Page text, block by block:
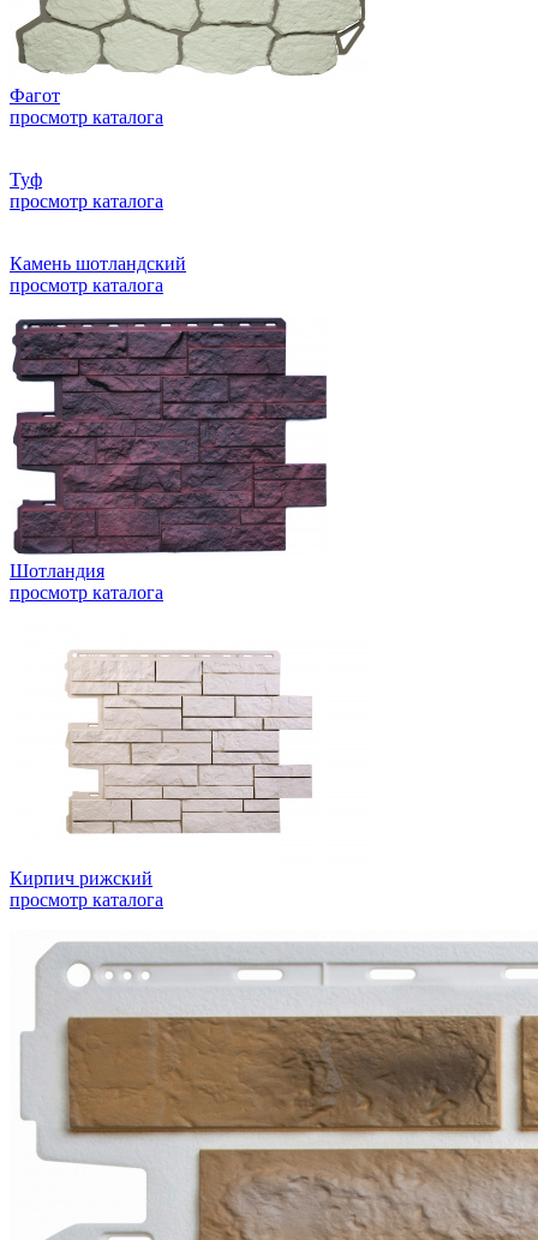
Фагот
просмотр каталога
Туф
просмотр каталога
Камень шотландский
просмотр каталога
Шотландия
просмотр каталога
Кирпич рижский
просмотр каталога